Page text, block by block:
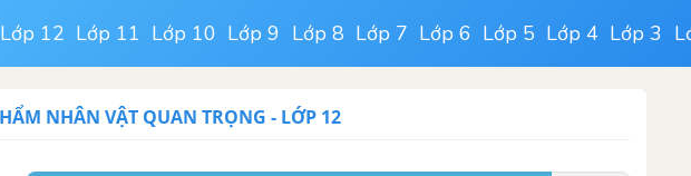
Lớp 12 Lớp 11 Lớp 10 Lớp 9 Lớp 8 Lớp 7 Lớp 6 Lớp 5 Lớp 4 Lớp 3
NHÂN VẬT QUAN TRỌNG - LỚP 12